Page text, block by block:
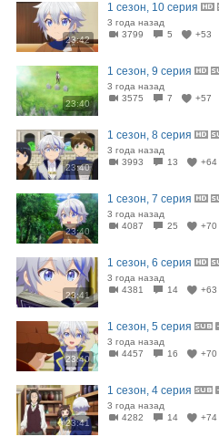
23:42
1 сезон, 10 серия
3 года назад
3799
5 +53
23:40
1 сезон, 9 серия
3 года назад
3575
7 +57
23:40
1 сезон, 8 серия
3 года назад
3993
13 +64
23:40
1 сезон, 7 серия
3 года назад
4087
25 +70
23:41
1 сезон, 6 серия
3 года назад
4381
14 +63
23:40
1 сезон, 5 серия
3 года назад
4457
16 +70
23:41
1 сезон, 4 серия
3 года назад
4282
14 +74